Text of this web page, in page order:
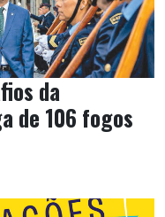
da
de 106 fogos